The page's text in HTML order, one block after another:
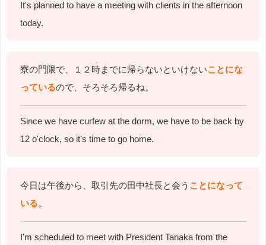
It's planned to have a meeting with clients in the afternoon
today.
寮の門限で、１２時までに帰らないといけないことにな
っているので、そろそろ帰るね。
Since we have curfew at the dorm, we have to be back by
12 o'clock, so it's time to go home.
今日は午後から、取引先の田中社長と会う ことになって
いる。
I'm scheduled to meet with President Tanaka from the